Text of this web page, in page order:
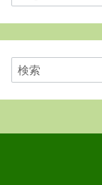
ご
と
表
示